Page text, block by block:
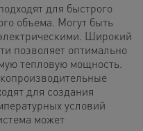
для быстрого
объема. Могут быть
Широкий
позволяет оптимально
тепловую мощность.
для создания
условий
может